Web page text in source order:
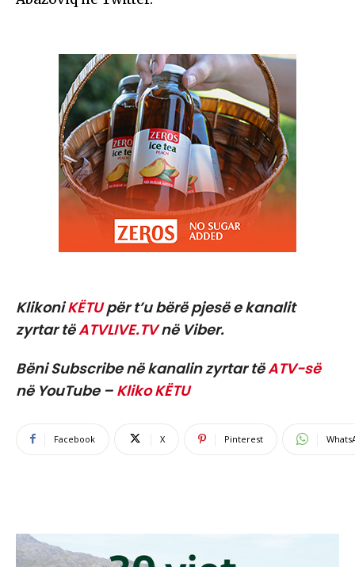
KlikoniKËTUpër t’u bërë pjesë e kanalit
zyrtar tëATVLIVE.TVnë Viber.
Bëni Subscribe në kanalin zyrtar tëATV-së
në YouTube – Kliko KËTU
Facebook X Pinterest